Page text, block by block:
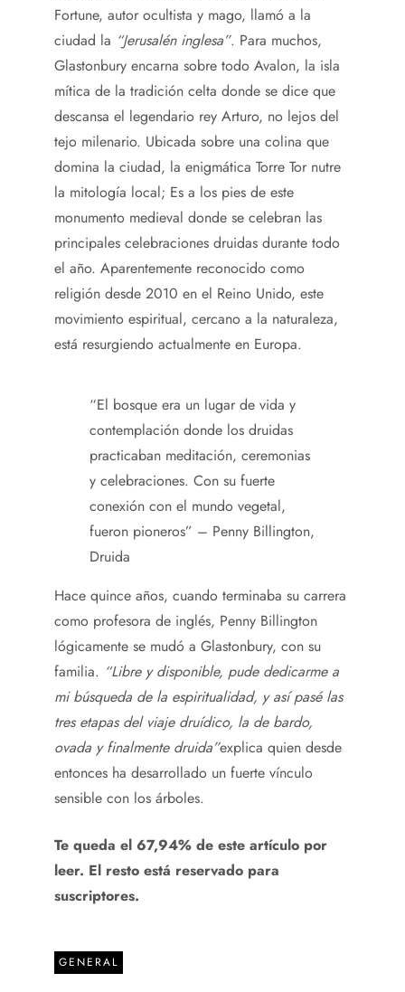
Fortune, autor ocultista y mago, llamó a la
ciudad la “Jerusalén inglesa”. Para muchos,
Glastonbury encarna sobre todo Avalon, la isla
mítica de la tradición celta donde se dice que
descansa el legendario rey Arturo, no lejos del
tejo milenario. Ubicada sobre una colina que
domina la ciudad, la enigmática Torre Tor nutre
la mitología local; Es a los pies de este
monumento medieval donde se celebran las
principales celebraciones druidas durante todo
el año. Aparentemente reconocido como
religión desde 2010 en el Reino Unido, este
movimiento espiritual, cercano a la naturaleza,
está resurgiendo actualmente en Europa.
“El bosque era un lugar de vida y
contemplación donde los druidas
practicaban meditación, ceremonias
y celebraciones. Con su fuerte
conexión con el mundo vegetal,
fueron pioneros” – Penny Billington,
Druida
Hace quince años, cuando terminaba su carrera
como profesora de inglés, Penny Billington
lógicamente se mudó a Glastonbury, con su
familia. “Libre y disponible, pude dedicarme a
mi búsqueda de la espiritualidad, y así pasé las
tres etapas del viaje druídico, la de bardo,
ovada y finalmente druida”explica quien desde
entonces ha desarrollado un fuerte vínculo
sensible con los árboles.
Te queda el 67,94% de este artículo por
leer. El resto está reservado para
suscriptores.
GENERAL